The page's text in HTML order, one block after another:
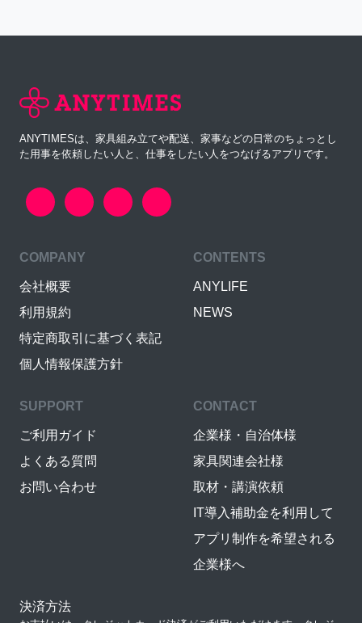
ANYTIMESは、家具組み立てや配送、家事などの日常のちょっとし
た用事を依頼したい人と、仕事をしたい人をつなげるアプリです。
COMPANY
会社概要
利用規約
特定商取引に基づく表記
個人情報保護方針
CONTENTS
ANYLIFE
NEWS
SUPPORT
ご利用ガイド
よくある質問
お問い合わせ
CONTACT
企業様・自治体様
家具関連会社様
取材・講演依頼
IT導入補助金を利用して
アプリ制作を希望される
企業様へ
決済方法